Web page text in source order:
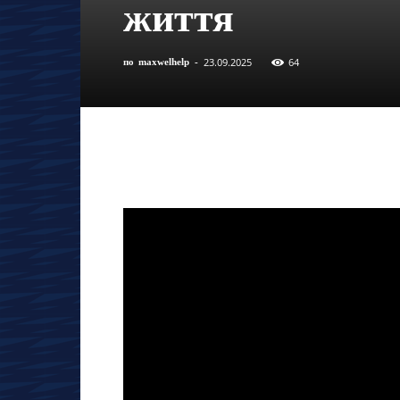
життя
по maxwelhelp - 23.09.2025 64